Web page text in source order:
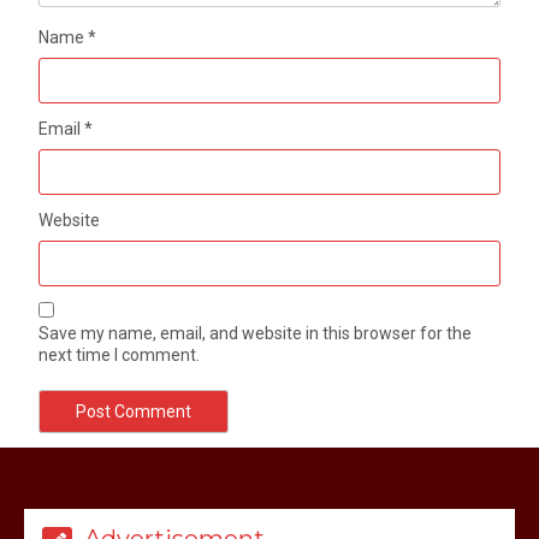
Name*
Email*
Website
Save my name, email, and website in this browser for the
next time I comment.
उठाकर खाते कुत्ते का वीडियो इंटरनेट पर जमकर
हो रहा वायरल